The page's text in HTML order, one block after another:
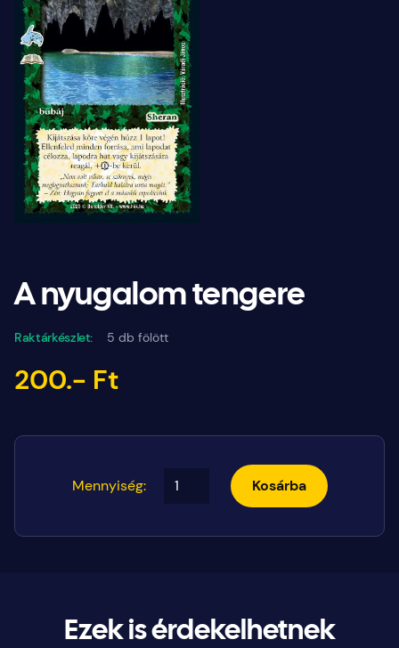
A nyugalom tengere
Raktárkészlet: 5 db fölött
200.- Ft
Mennyiség: Kosárba
Ezek is érdekelhetnek